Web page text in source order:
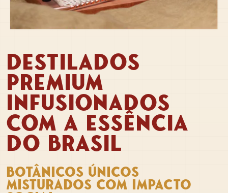
DESTILADOS
PREMIUM
INFUSIONADOS
COM A ESSÊNCIA
DO BRASIL
BOTÂNICOS ÚNICOS
MISTURADOS COM IMPACTO